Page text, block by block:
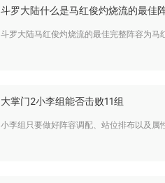
斗罗大陆什么是马红俊灼烧流的最佳
斗罗大陆马红俊灼烧流的最佳完整阵容为
大掌门2小李组能否击败11组
小李组只要做好阵容调配、站位排布以及